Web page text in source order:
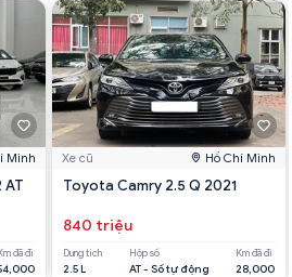
Minh
AT
đã đi
Xe cũ Hồ Chí Minh
Toyota Camry 2.5 Q 2021
840 triệu
Dung tích
2.5 L
Hộp số
AT - Số tự động
Km đã đi
28,000